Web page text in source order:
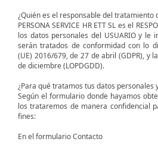
¿Quién es el responsable del tratamiento
PERSONA SERVICE HR ETT SL es el
los datos personales del USUARIO y le
serán tratados de conformidad con lo
(UE) 2016/679, de 27 de abril (GDPR), y
de diciembre (LOPDGDD).
¿Para qué tratamos tus datos personales
Según el formulario donde hayamos
los trataremos de manera confidencial
fines:
En el formulario Contacto